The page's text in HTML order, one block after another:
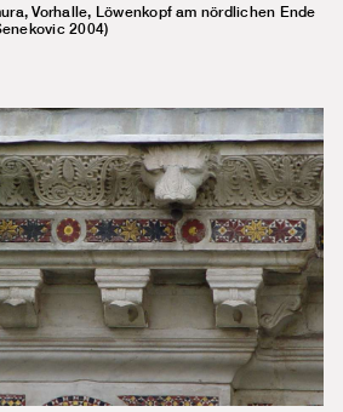
Vorhalle, Löwenkopf am nördlichen Ende
2004)